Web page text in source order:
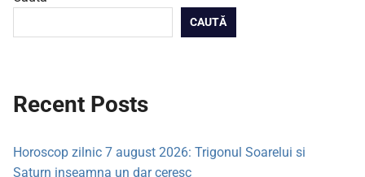
CAUTĂ
Recent Posts
Horoscop zilnic 7 august 2026: Trigonul Soarelui si
Saturn inseamna un dar ceresc